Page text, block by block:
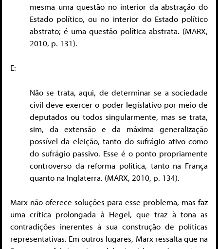
mesma uma questão no interior da abstração do
Estado político, ou no interior do Estado político
abstrato; é uma questão política abstrata. (MARX,
2010, p. 131).
E:
Não se trata, aqui, de determinar se a sociedade
civil deve exercer o poder legislativo por meio de
deputados ou todos singularmente, mas se trata,
sim, da extensão e da máxima generalização
possível da eleição, tanto do sufrágio ativo como
do sufrágio passivo. Esse é o ponto propriamente
controverso da reforma política, tanto na França
quanto na Inglaterra. (MARX, 2010, p. 134).
Marx não oferece soluções para esse problema, mas faz
uma crítica prolongada à Hegel, que traz à tona as
contradições inerentes à sua construção de políticas
representativas. Em outros lugares, Marx ressalta que na